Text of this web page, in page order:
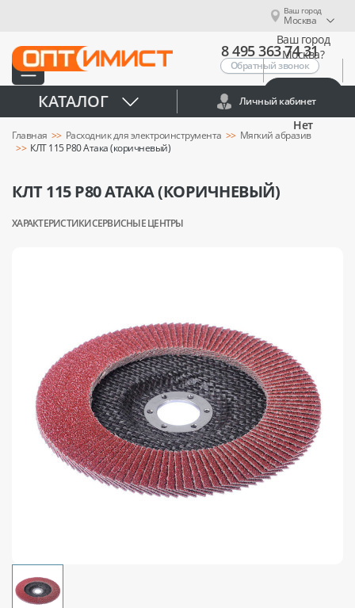
Ваш город
Москва
Ваш город
Москва?
Нет
8 495 363 74 31
Обратный звонок
КАТАЛОГ Личный кабинет
Главная Расходник для электроинструмента
Мягкий абразив
КЛТ 115 Р80 Атака (коричневый)
КЛТ 115 Р80 АТАКА (КОРИЧНЕВЫЙ)
ХАРАКТЕРИСТИКИСЕРВИСНЫЕ ЦЕНТРЫ